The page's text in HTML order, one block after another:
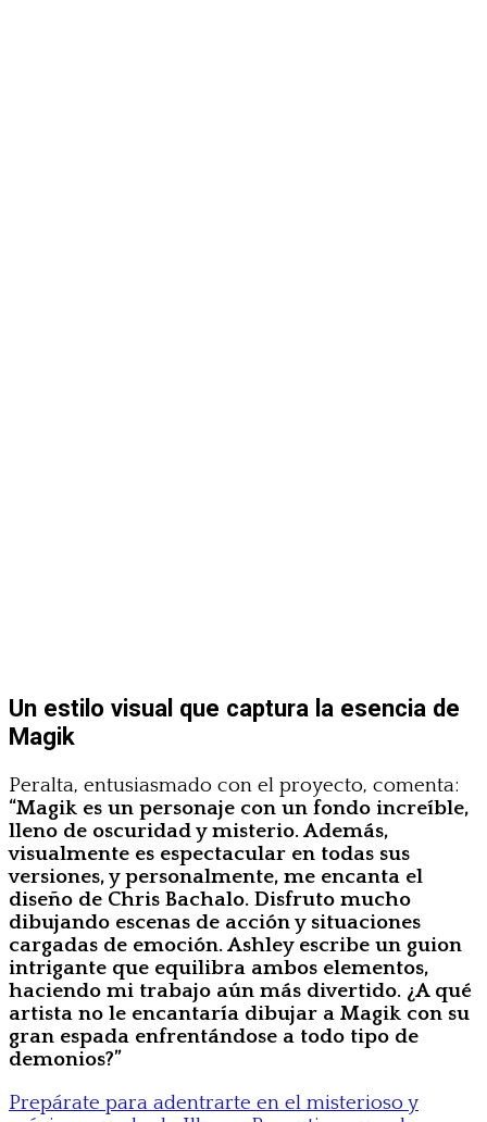
Un estilo visual que captura la esencia de
Magik
Peralta, entusiasmado con el proyecto, comenta:
“Magik es un personaje con un fondo increíble,
lleno de oscuridad y misterio. Además,
visualmente es espectacular en todas sus
versiones, y personalmente, me encanta el
diseño de Chris Bachalo. Disfruto mucho
dibujando escenas de acción y situaciones
cargadas de emoción. Ashley escribe un guion
intrigante que equilibra ambos elementos,
haciendo mi trabajo aún más divertido. ¿A qué
artista no le encantaría dibujar a Magik con su
gran espada enfrentándose a todo tipo de
demonios?”
Prepárate para adentrarte en el misterioso y